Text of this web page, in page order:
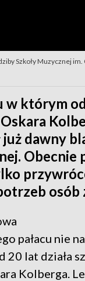
Szkoły Muzycznej im.
w którym
już dawny
osób
pałacu nie
20 lat działa
Kolberga.